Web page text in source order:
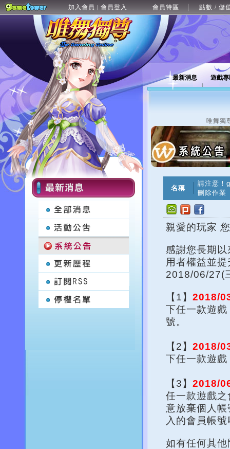
加入會員 | 會員登入 會員特區 點數 / 儲
最新消息 遊戲
唯舞獨
名稱
請注意！
刪除作業
親愛的玩家
感謝您長期
用者權益並
2018/06/27(
【1】 2018/
下任一款遊
號。
【2】 2018/
下任一款遊
【3】 2018/
任一款遊戲
意放棄個人
入的會員帳
如有任何其